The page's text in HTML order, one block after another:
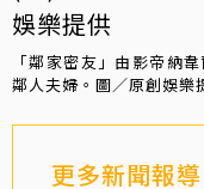
「鄰家密友」由影帝納
鄰人夫婦。圖／原創娛樂
更多新聞報導